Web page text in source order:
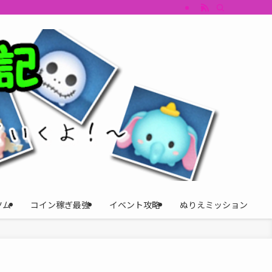
ム・キャラ評価も丁寧に解説。ツムツムイベント、ツムツム攻略、ツムツ
ム コイン稼ぎ最強 イベント攻略 ぬりえミッション